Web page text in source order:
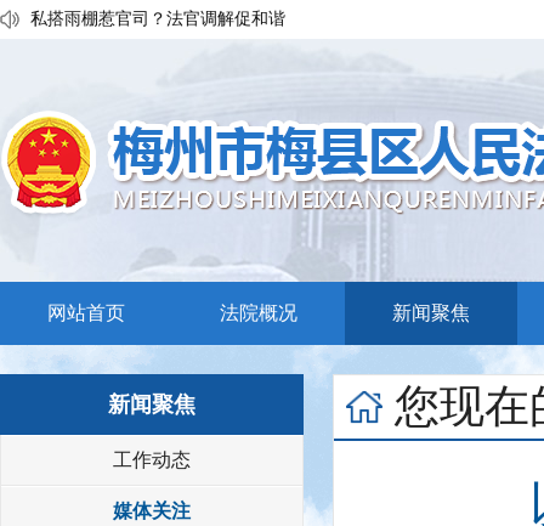
私搭雨棚惹官司？法官调解促和谐
网站首页 法院概况 新闻聚焦
新闻聚焦
工作动态
媒体关注
您现